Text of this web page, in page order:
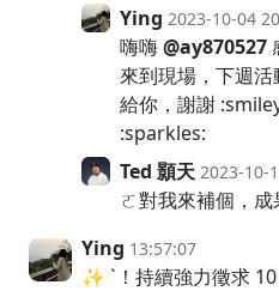
Ying 2023-10-04
嗨嗨@ay870527
來到現場，下週
給你，謝謝
:sparkles:
Ted 顥天 2023-10-
ㄛ對我來補個，
Ying 13:57:07
✨ `！持續強力徵求